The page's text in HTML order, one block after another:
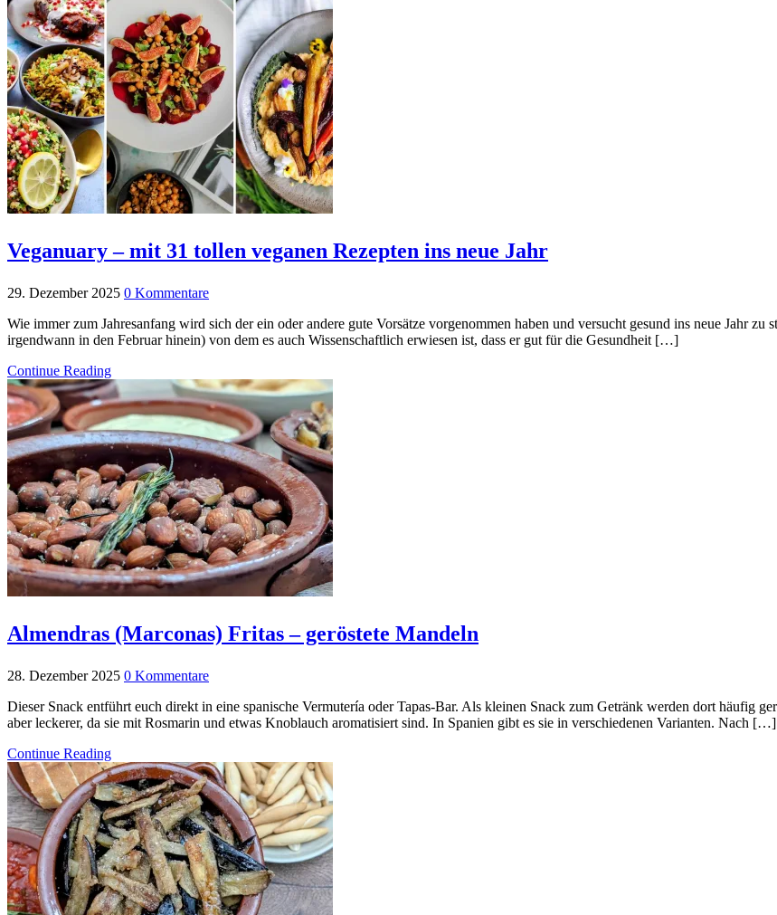
Veganuary – mit 31 tollen veganen Rezepten ins neue Jahr
29. Dezember 2025 0 Kommentare
Wie immer zum Jahresanfang wird sich der ein oder andere gute Vorsätze vorgenommen haben und versucht gesund ins neue Jahr zu
irgendwann in den Februar hinein) von dem es auch Wissenschaftlich erwiesen ist, dass er gut für die Gesundheit […]
Continue Reading
Almendras (Marconas) Fritas – geröstete Mandeln
28. Dezember 2025 0 Kommentare
Dieser Snack entführt euch direkt in eine spanische Vermutería oder Tapas-Bar. Als kleinen Snack zum Getränk werden dort häufig
aber leckerer, da sie mit Rosmarin und etwas Knoblauch aromatisiert sind. In Spanien gibt es sie in verschiedenen Varianten. Nach […]
Continue Reading